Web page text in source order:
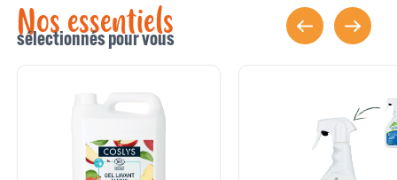
Nos essentiels
sélectionnés pour vous